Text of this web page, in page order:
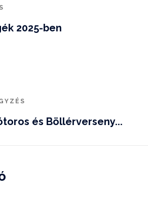
2025-ben
és Böllérverseny...